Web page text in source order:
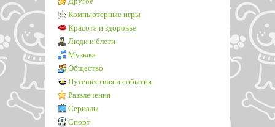
Компьютерные игры
Красота и здоровье
Люди и блоги
Музыка
Общество
Путешествия и события
Развлечения
Сериалы
Спорт